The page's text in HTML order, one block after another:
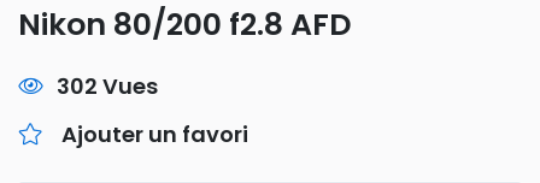
Nikon 80/200 f2.8 AFD
302 Vues
Ajouter un favori